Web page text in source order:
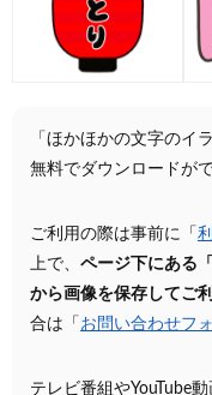
「ほかほかの文字のイ
無料でダウンロードが
ご利用の際は事前に「
上で、 ページ下にある
から画像を保存してご
合は「 お問い合わせフ
テレビ番組やYouTube